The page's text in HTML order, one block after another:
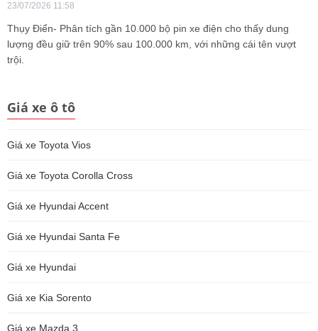
23/07/2026 11:58
Thụy Điển- Phân tích gần 10.000 bộ pin xe điện cho thấy dung
lượng đều giữ trên 90% sau 100.000 km, với những cái tên vượt
trội.
Giá xe ô tô
Giá xe Toyota Vios
Giá xe Toyota Corolla Cross
Giá xe Hyundai Accent
Giá xe Hyundai Santa Fe
Giá xe Hyundai
Giá xe Kia Sorento
Giá xe Mazda 3